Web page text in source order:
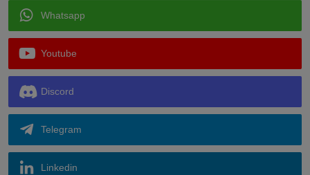
Whatsapp
Youtube
Discord
Telegram
Linkedin